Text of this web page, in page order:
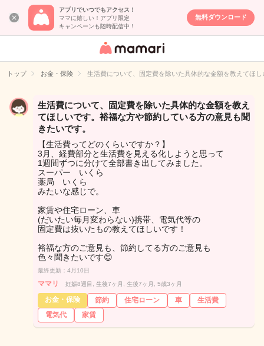
アプリでいつでもアクセス！
ママに嬉しい！アプリ限定
キャンペーンも随時配信中！
無料ダウンロード
女性専用匿名QA
イト
トップ お金・保険 生活費について、固定費を除いた具体的な金額を教えてほ
生活費について、固定費を除いた具体的な金額を教え
てほしいです。裕福な方や節約している方の意見も聞
きたいです。
【生活費ってどのくらいですか？】
3月、経費部分と生活費を見える化しようと思って
1週間ずつに分けて全部書き出してみました。
スーパー いくら
薬局 いくら
みたいな感じで。
家賃や住宅ローン、車
(だいたい毎月変わらない)携帯、電気代等の
固定費は抜いたもの教えてほしいです！
裕福な方のご意見も、節約してる方のご意見も
色々聞きたいです😊
最終更新：4月10日
ママリ 妊娠8週目, 生後7ヶ月, 生後7ヶ月, 5歳3ヶ月
お金・保険 節約 住宅ローン 車
生活費
電気代
家賃